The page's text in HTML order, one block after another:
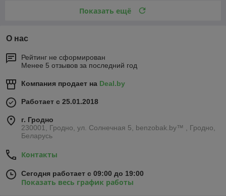
Показать ещё
О нас
Рейтинг не сформирован
Менее 5 отзывов за последний год
Компания продает на Deal.by
Работает с 25.01.2018
г. Гродно
230001, Гродно, ул. Солнечная 5, benzobak.by™ , Гродно,
Беларусь
Контакты
Сегодня работает с 09:00 до 19:00
Показать весь график работы